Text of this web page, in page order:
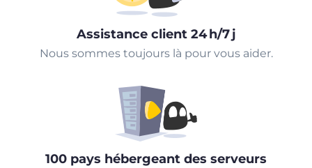
Assistance client 24 h/7 j
Nous sommes toujours là pour vous aider.
100 pays hébergeant des serveurs